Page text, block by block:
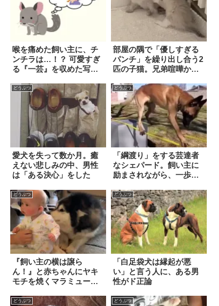
喉を痛めた飼い主に、チ
ンチラは…！？ 可愛すぎ
る『一芸』を収めた写真
部屋の隅で「優しすぎる
パンチ」を繰り出し合う2
匹の子猫。兄弟喧嘩かと
和な結末にホッコリ！
どうぶつ
愛犬を失って数か月。癒
えない悲しみの中、男性
は「ある決心」をした
どうぶつ
「綱渡り」をする芸達者
なシェパード。飼い主に
励まされながら、一歩ず
ゴールなるか！？
どうぶつ
『飼い主の横は譲ら
ん！』と赤ちゃんにヤキ
モチを焼くマラミュー
カワイすぎてたまらな
どうぶつ
「白足袋犬は縁起が悪
い」と言う人に、ある男
性がド正論
どうぶつ どうぶつ